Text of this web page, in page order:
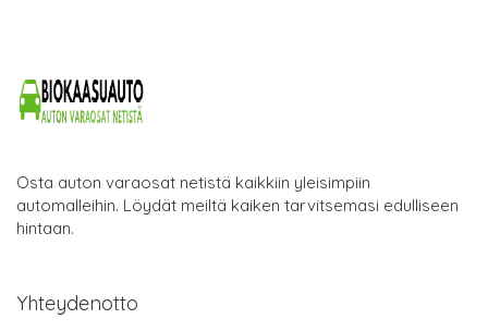
Osta auton varaosat netistä kaikkiin yleisimpiin
automalleihin. Löydät meiltä kaiken tarvitsemasi edulliseen
hintaan.
Yhteydenotto